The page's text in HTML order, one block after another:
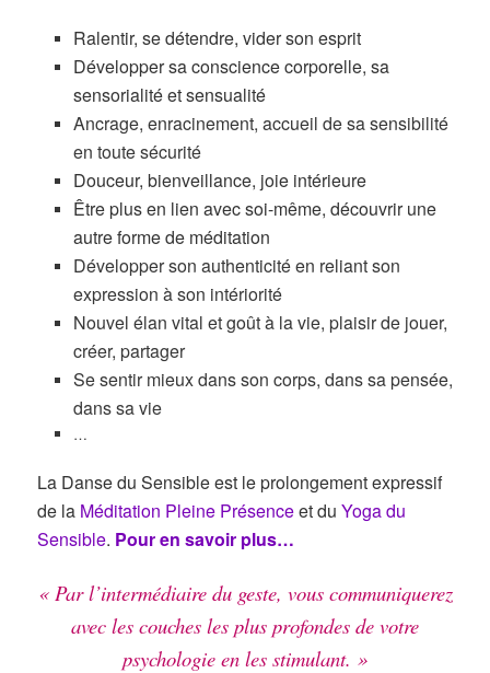
Ralentir, se détendre, vider son esprit
Développer sa conscience corporelle, sa
sensorialité et sensualité
Ancrage, enracinement, accueil de sa sensibilité
en toute sécurité
Douceur, bienveillance, joie intérieure
Être plus en lien avec soi-même, découvrir une
autre forme de méditation
Développer son authenticité en reliant son
expression à son intériorité
Nouvel élan vital et goût à la vie, plaisir de jouer,
créer, partager
Se sentir mieux dans son corps, dans sa pensée,
dans sa vie
…
La Danse du Sensible est le prolongement expressif
de la Méditation Pleine Présenceet duYoga du
Sensible. Pour en savoir plus…
« Par l’intermédiaire du geste, vous communiquerez
avec les couches les plus profondes de votre
psychologie en les stimulant. »